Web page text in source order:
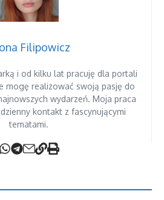
Filipowicz
i od kilku lat pracuję dla portali
mogę realizować swoją pasję do
wydarzeń. Moja praca
kontakt z fascynującymi
tematami.